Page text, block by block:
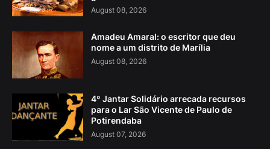
August 08, 2026
Amadeu Amaral: o escritor que deu
nome a um distrito de Marília
August 08, 2026
4º Jantar Solidário arrecada recursos
para o Lar São Vicente de Paulo de
Potirendaba
August 07, 2026